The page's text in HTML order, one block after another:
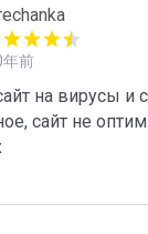
年前
на вирусы и
сайт не